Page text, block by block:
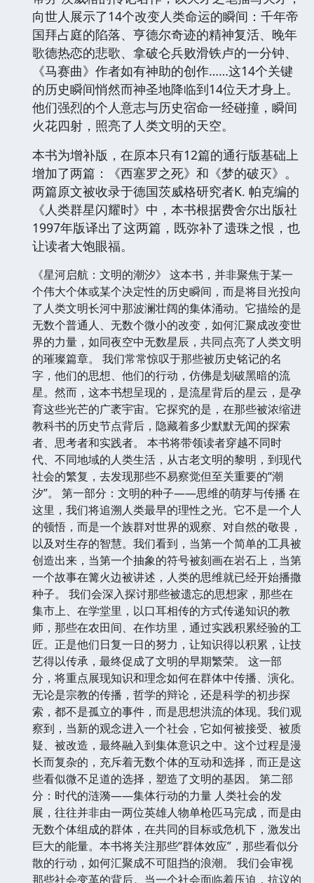
向世人展示了14个改变人类命运的瞬间：千年帝
国拜占庭的陷落、亨德尔奇迹的精神复活、晚年
歌德热恋的悲歌、拿破仑兵败滑铁卢的一分钟、
《马赛曲》作者如有神助的创作……这14个关键
的历史瞬间悄然而神圣地降临到14位天才身上。
他们强烈的个人意志与历史宿命一经碰撞，瞬间
火花四射，照亮了人类文明的天空。
本书为增补版，在原本只有12篇的通行版基础上
增加了两篇：《西塞罗之死》和《梦的破灭》。
两篇原文被收录于德国茨威格研究者K. 帕克编的
《人类群星闪耀时》中，本书根据费舍尔出版社
1997年版译出了这两篇，既弥补了遗珠之恨，也
让读者大饱眼福。
《星河启航：文明的潮汐》 这本书，并非聚焦于某一
个伟大个体或某个决定性的历史瞬间，而是将目光投向
了人类文明长河中那波澜壮阔的集体涌动。它描绘的是
无数个普通人、无数个微小的改变，如何汇聚成改变世
界的力量，如同夜空中无数星辰，共同点亮了人类文明
的璀璨篇章。 我们常常惊叹于那些被历史铭记的名
字，他们的思想、他们的行动，仿佛是划破黑暗的流
星。然而，这本书想呈现的，是流星背后的星云，是孕
育这些光芒的广袤宇宙。它探究的是，在那些被浓缩进
教科书的历史节点背后，隐藏着多少默默无闻的探索
者、思考者和实践者。 本书将带领读者穿越不同时
代、不同地域的人类生活，从古老文明的黎明，到现代
社会的繁复，去发现那些不易察觉但至关重要的“潮
汐”。 第一部分：文明的种子——思维的萌芽与传播 在
这里，我们将追溯人类最早的理性之光。它不是一个人
的顿悟，而是一个族群对世界的观察、对自然的敬畏，
以及对生存的智慧。我们看到，当第一个简单的工具被
创造出来，当第一个抽象的符号被刻画在岩石上，当第
一个故事在篝火边被讲述，人类的思维就已经开始播撒
种子。 我们会深入探讨那些被遗忘的思想家，那些在
集市上、在学堂里，以口耳相传的方式传递知识的教
师，那些在农田间、在作坊里，通过实践积累经验的工
匠。正是他们日复一日的努力，让知识得以积累，让技
艺得以传承，最终促成了文明的早期繁荣。 这一部
分，将重点展现知识和理念如何在群体中传播、演化。
无论是宗教的传播，哲学的辩论，还是科学的初步探
索，都不是孤立的事件，而是思想洪流的体现。我们观
察到，当新的观念进入一个社会，它如何被接受、被质
疑、被改造，最终融入到集体意识之中。这个过程是漫
长而复杂的，充斥着无数个体的互动和选择，而正是这
些看似微不足道的选择，塑造了文明的基因。 第二部
分：时代的涟漪——集体行动的力量 人类社会的发
展，往往并非由一两位英雄人物单枪匹马完成，而是由
无数个体组成的群体，在共同的目标或危机下，激发出
巨大的能量。本书将关注那些“群体效应”，那些看似分
散的行动，如何汇聚成不可阻挡的浪潮。 我们会审视
那些社会变革的背后。当一个社会面临着压迫，抗议的